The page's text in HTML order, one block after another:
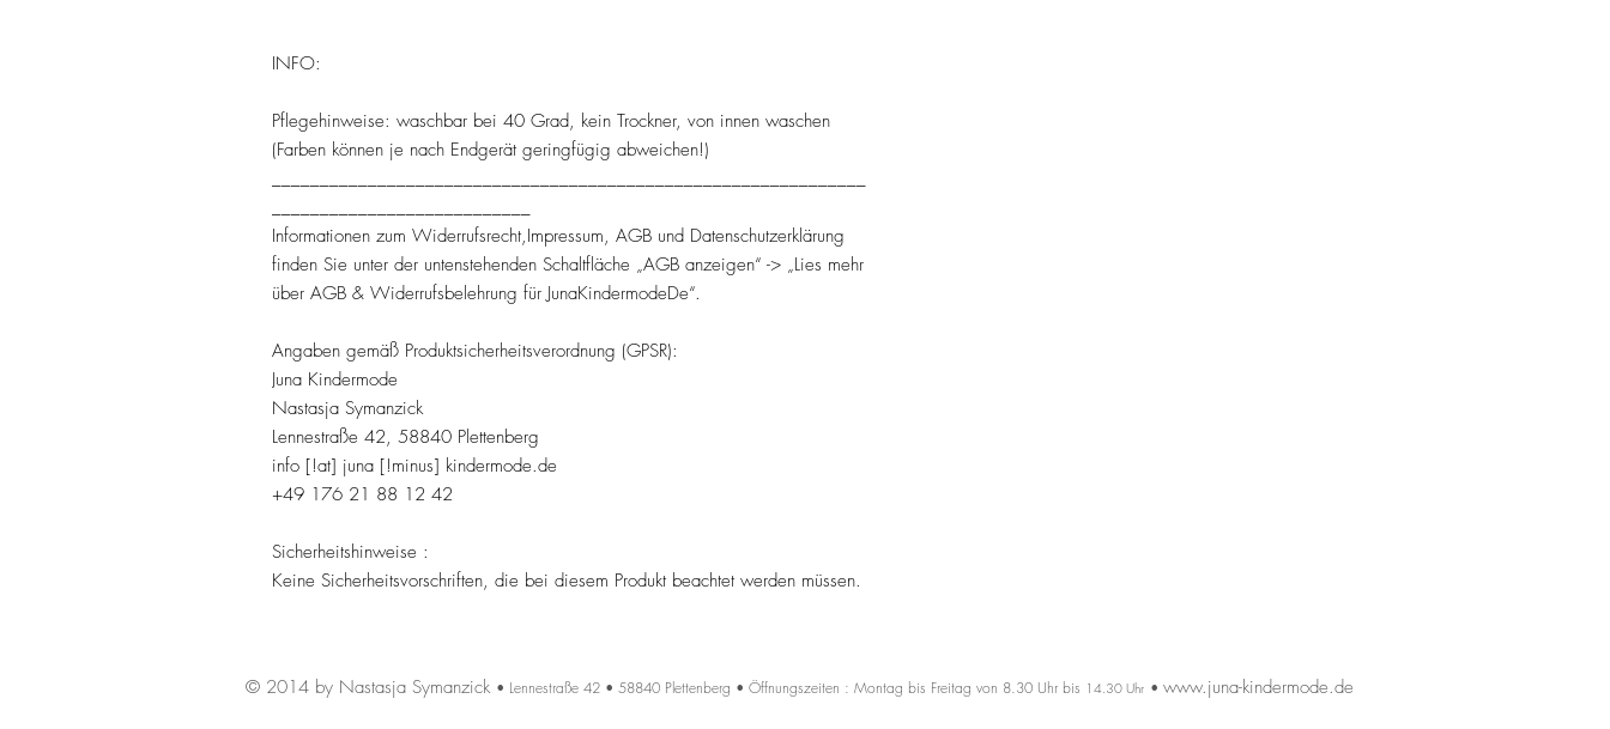
INFO:
Pflegehinweise: waschbar bei 40 Grad, kein Trockner, von innen waschen
(Farben können je nach Endgerät geringfügig abweichen!)
Informationen zum Widerrufsrecht,Impressum, AGB und Datenschutzerklärung
finden Sie unter der untenstehenden Schaltfläche „AGB anzeigen“ -> „Lies mehr
über AGB & Widerrufsbelehrung für JunaKindermodeDe“.
Angaben gemäß Produktsicherheitsverordnung (GPSR):
Juna Kindermode
Nastasja Symanzick
Lennestraße 42, 58840 Plettenberg
info [!at] juna [!minus] kindermode.de
+49 176 21 88 12 42
Sicherheitshinweise :
Keine Sicherheitsvorschriften, die bei diesem Produkt beachtet werden müssen.
© 2014 by Nastasja Symanzick • Lennestraße 42 • 58840 Plettenberg • Öffnungszeiten : Montag bis Freitag von 8.30 Uhr bis 14.30 Uhr • www.juna-kindermode.de